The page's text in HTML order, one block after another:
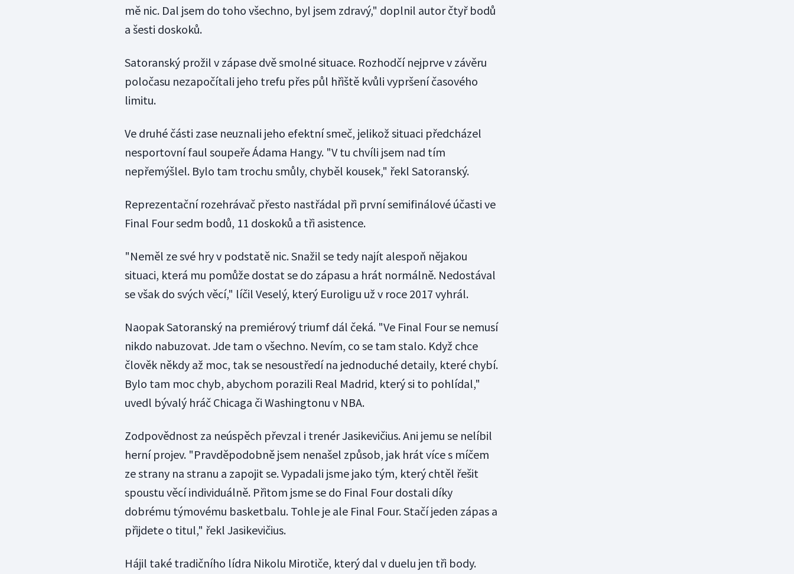
mě nic. Dal jsem do toho všechno, byl jsem zdravý," doplnil autor čtyř bodů
a šesti doskoků.
Satoranský prožil v zápase dvě smolné situace. Rozhodčí nejprve v závěru
poločasu nezapočítali jeho trefu přes půl hřiště kvůli vypršení časového
limitu.
Ve druhé části zase neuznali jeho efektní smeč, jelikož situaci předcházel
nesportovní faul soupeře Ádama Hangy. "V tu chvíli jsem nad tím
nepřemýšlel. Bylo tam trochu smůly, chyběl kousek," řekl Satoranský.
Reprezentační rozehrávač přesto nastřádal při první semifinálové účasti ve
Final Four sedm bodů, 11 doskoků a tři asistence.
"Neměl ze své hry v podstatě nic. Snažil se tedy najít alespoň nějakou
situaci, která mu pomůže dostat se do zápasu a hrát normálně. Nedostával
se však do svých věcí," líčil Veselý, který Euroligu už v roce 2017 vyhrál.
Naopak Satoranský na premiérový triumf dál čeká. "Ve Final Four se nemusí
nikdo nabuzovat. Jde tam o všechno. Nevím, co se tam stalo. Když chce
člověk někdy až moc, tak se nesoustředí na jednoduché detaily, které chybí.
Bylo tam moc chyb, abychom porazili Real Madrid, který si to pohlídal,"
uvedl bývalý hráč Chicaga či Washingtonu v NBA.
Zodpovědnost za neúspěch převzal i trenér Jasikevičius. Ani jemu se nelíbil
herní projev. "Pravděpodobně jsem nenašel způsob, jak hrát více s míčem
ze strany na stranu a zapojit se. Vypadali jsme jako tým, který chtěl řešit
spoustu věcí individuálně. Přitom jsme se do Final Four dostali díky
dobrému týmovému basketbalu. Tohle je ale Final Four. Stačí jeden zápas a
přijdete o titul," řekl Jasikevičius.
Hájil také tradičního lídra Nikolu Mirotiče, který dal v duelu jen tři body.